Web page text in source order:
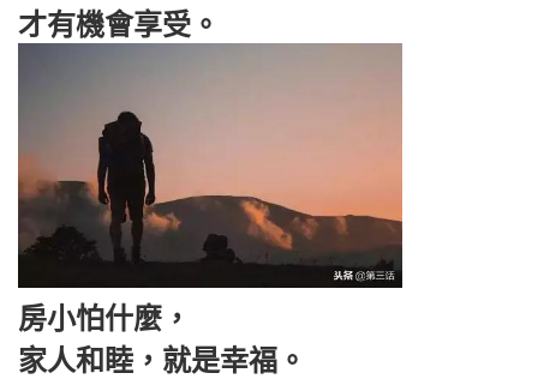
才有機會享受。
房小怕什麼，
家人和睦，就是幸福。